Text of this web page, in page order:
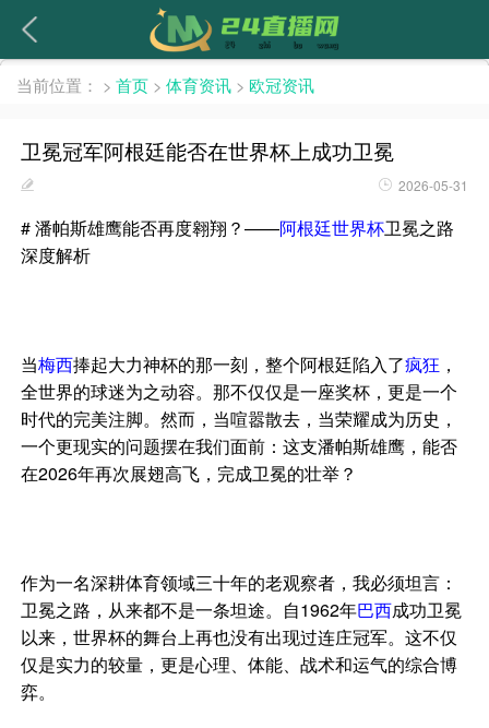
繁體
当前位置： > 首页 > 体育资讯 > 欧冠资讯
卫冕冠军阿根廷能否在世界杯上成功卫冕
2026-05-31
# 潘帕斯雄鹰能否再度翱翔？——阿根廷世界杯卫冕之路
深度解析
当梅西捧起大力神杯的那一刻，整个阿根廷陷入了疯狂 ，
全世界的球迷为之动容。那不仅仅是一座奖杯，更是一个
时代的完美注脚。然而，当喧嚣散去，当荣耀成为历史，
一个更现实的问题摆在我们面前：这支潘帕斯雄鹰，能否
在2026年再次展翅高飞，完成卫冕的壮举？
作为一名深耕体育领域三十年的老观察者，我必须坦言：
卫冕之路，从来都不是一条坦途。自1962年巴西成功卫冕
以来，世界杯的舞台上再也没有出现过连庄冠军。这不仅
仅是实力的较量，更是心理、体能、战术和运气的综合博
弈。